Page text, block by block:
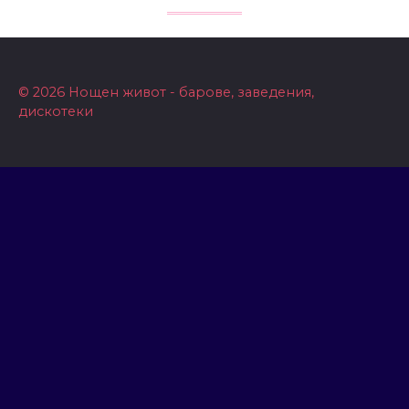
© 2026 Нощен живот - барове, заведения,
дискотеки